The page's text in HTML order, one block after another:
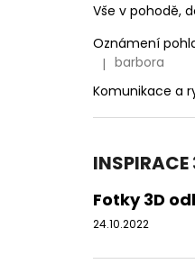
Vše v pohodě,
Oznámení
Hodnocení
| barbora
Komunikace a
Fotky 3D
24.10.2022